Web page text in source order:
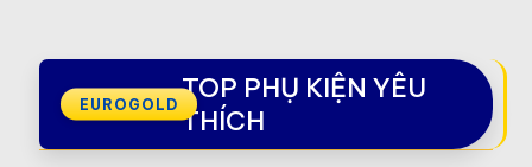
TOP PHỤ KIỆN YÊU
THÍCH